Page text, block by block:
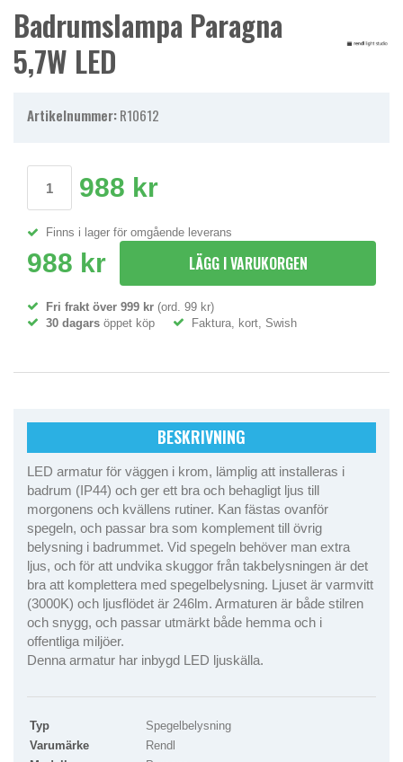
Badrumslampa Paragna
5,7W LED
Artikelnummer:R10612
988 kr
Finns i lager för omgående leverans
988 kr LÄGG I VARUKORGEN
Fri frakt över 999 kr (ord. 99 kr)
30 dagars öppet köp Faktura, kort, Swish
BESKRIVNING
LED armatur för väggen i krom, lämplig att installeras i
badrum (IP44) och ger ett bra och behagligt ljus till
morgonens och kvällens rutiner. Kan fästas ovanför
spegeln, och passar bra som komplement till övrig
belysning i badrummet. Vid spegeln behöver man extra
ljus, och för att undvika skuggor från takbelysningen är det
bra att komplettera med spegelbelysning. Ljuset är varmvitt
(3000K) och ljusflödet är 246lm. Armaturen är både stilren
och snygg, och passar utmärkt både hemma och i
offentliga miljöer.
Denna armatur har inbygd LED ljuskälla.
Typ
Spegelbelysning
Varumärke
Rendl